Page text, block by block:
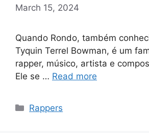
March 15, 2024
Quando Rondo, também
Tyquin Terrel Bowman, é um
rapper, músico, artista e
Ele se … Read more
Categories
Rappers